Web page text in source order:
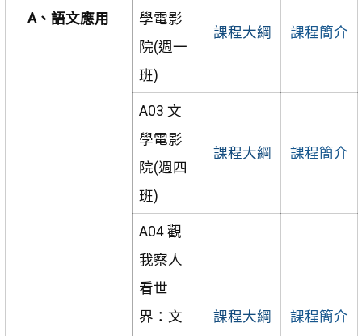
A、語文應用
學電影
院(週一
班)
課程大綱 課程簡介
A03 文
學電影
院(週四
班)
課程大綱 課程簡介
A04 觀
我察人
看世
界：文
課程大綱 課程簡介